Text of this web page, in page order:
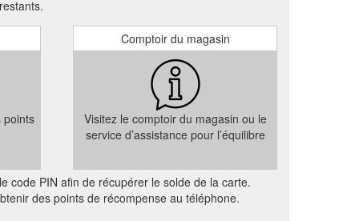
Hello world! – Hawker and Roll
a Venue. Sylvia
Bay.
https://hawkerandroll.co.nz/hello-world/
points
Comptoir du magasin
Visitez le comptoir du magasin ou le
service d’assistance pour l’équilibre
code PIN afin de récupérer le solde de la carte.
des points de récompense au téléphone.